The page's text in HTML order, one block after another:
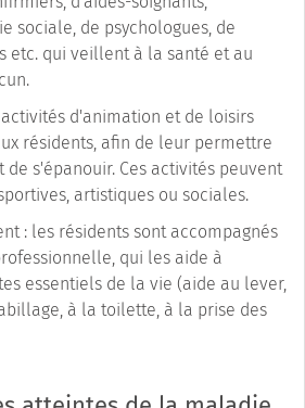
sociale, de psychologues, de
etc. qui veillent à la santé et au
d'animation et de loisirs
résidents, afin de leur permettre
de s'épanouir. Ces activités peuvent
artistiques ou sociales.
: les résidents sont accompagnés
qui les aide à
essentiels de la vie (aide au lever,
à la toilette, à la prise des